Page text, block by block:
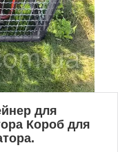
для
Короб для